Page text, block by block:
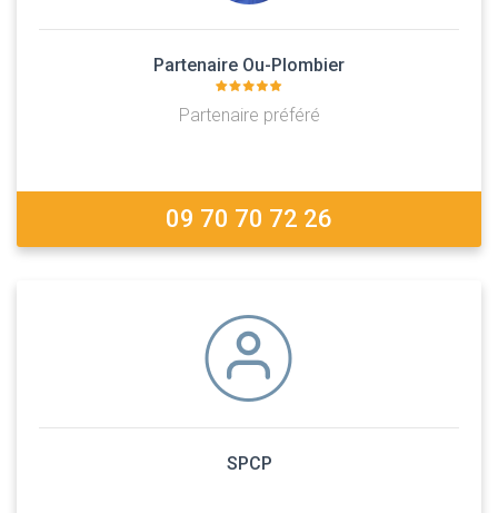
Partenaire Ou-Plombier
Partenaire préféré
09 70 70 72 26
SPCP